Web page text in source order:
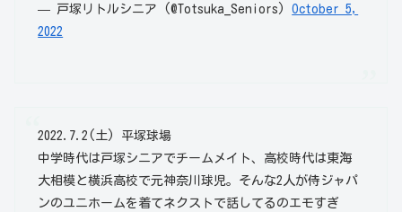
— 戸塚リトルシニア (@Totsuka_Seniors)October 5,
2022
2022.7.2(土) 平塚球場
中学時代は戸塚シニアでチームメイト、高校時代は東海
大相模と横浜高校で元神奈川球児。そんな2人が侍ジャパ
ンのユニホームを着てネクストで話してるのエモすぎ